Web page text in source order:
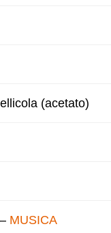
(acetato)
– MUSICA